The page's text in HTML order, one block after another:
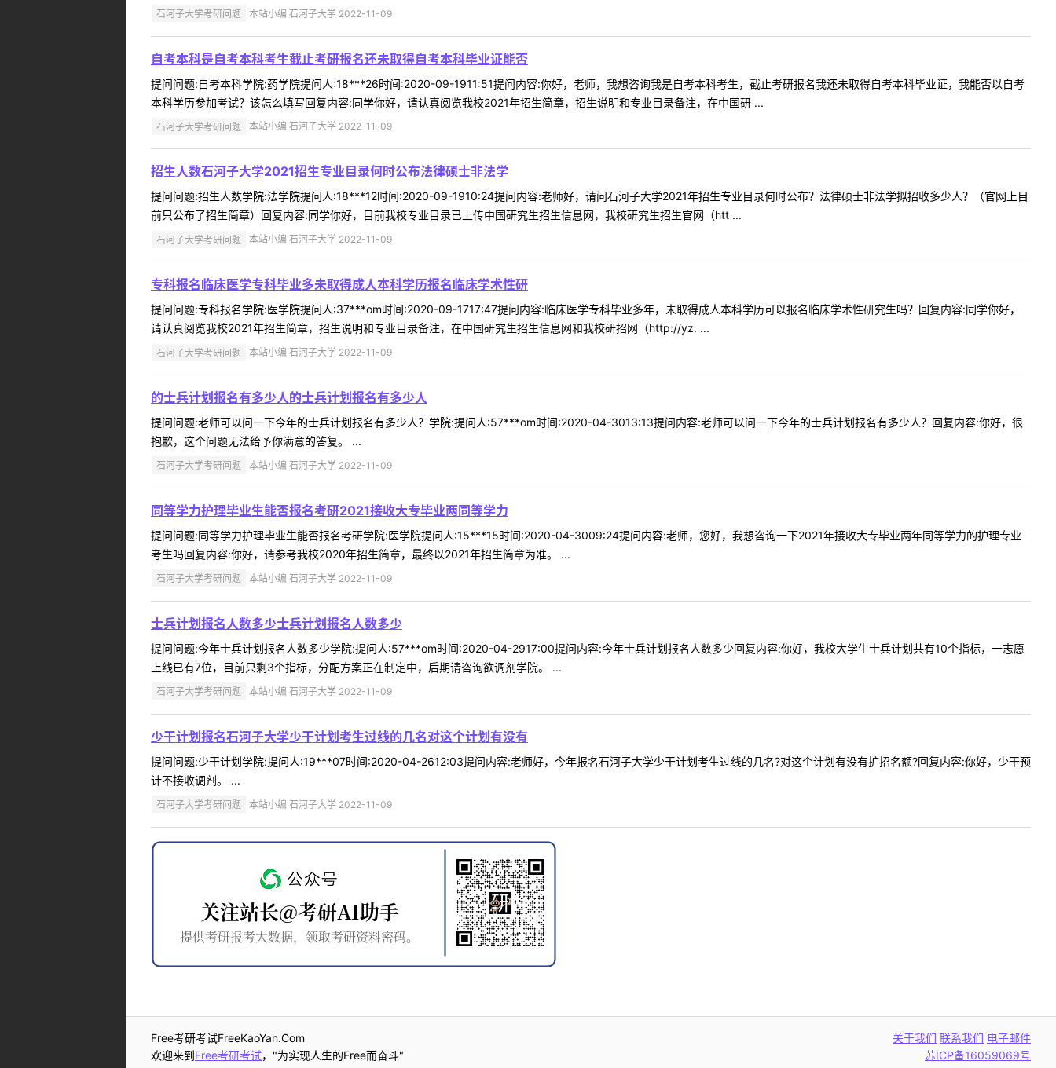
石河子大学考研问题 本站小编 石河子大学 2022-11-09
自考本科是自考本科考生截止考研报名还未取得自考本科毕业证能否
提问问题:自考本科学院:药学院提问人:18***26时间:2020-09-1911:51提问内容:你好，老师，我想咨询我是自考本科考生，截止考研报名我还未取得自考本科毕业证，我能否以自考
本科学历参加考试？该怎么填写回复内容:同学你好，请认真阅览我校2021年招生简章，招生说明和专业目录备注，在中国研 ...
石河子大学考研问题 本站小编 石河子大学 2022-11-09
招生人数石河子大学2021招生专业目录何时公布法律硕士非法学
提问问题:招生人数学院:法学院提问人:18***12时间:2020-09-1910:24提问内容:老师好，请问石河子大学2021年招生专业目录何时公布？法律硕士非法学拟招收多少人？（官网上目
前只公布了招生简章）回复内容:同学你好，目前我校专业目录已上传中国研究生招生信息网，我校研究生招生官网（htt ...
石河子大学考研问题 本站小编 石河子大学 2022-11-09
专科报名临床医学专科毕业多未取得成人本科学历报名临床学术性研
提问问题:专科报名学院:医学院提问人:37***om时间:2020-09-1717:47提问内容:临床医学专科毕业多年，未取得成人本科学历可以报名临床学术性研究生吗？回复内容:同学你好，
请认真阅览我校2021年招生简章，招生说明和专业目录备注，在中国研究生招生信息网和我校研招网（http://yz. ...
石河子大学考研问题 本站小编 石河子大学 2022-11-09
的士兵计划报名有多少人的士兵计划报名有多少人
提问问题:老师可以问一下今年的士兵计划报名有多少人？学院:提问人:57***om时间:2020-04-3013:13提问内容:老师可以问一下今年的士兵计划报名有多少人？回复内容:你好，很
抱歉，这个问题无法给予你满意的答复。 ...
石河子大学考研问题 本站小编 石河子大学 2022-11-09
同等学力护理毕业生能否报名考研2021接收大专毕业两同等学力
提问问题:同等学力护理毕业生能否报名考研学院:医学院提问人:15***15时间:2020-04-3009:24提问内容:老师，您好，我想咨询一下2021年接收大专毕业两年同等学力的护理专业
考生吗回复内容:你好，请参考我校2020年招生简章，最终以2021年招生简章为准。 ...
石河子大学考研问题 本站小编 石河子大学 2022-11-09
士兵计划报名人数多少士兵计划报名人数多少
提问问题:今年士兵计划报名人数多少学院:提问人:57***om时间:2020-04-2917:00提问内容:今年士兵计划报名人数多少回复内容:你好，我校大学生士兵计划共有10个指标，一志愿
上线已有7位，目前只剩3个指标，分配方案正在制定中，后期请咨询欲调剂学院。 ...
石河子大学考研问题 本站小编 石河子大学 2022-11-09
少干计划报名石河子大学少干计划考生过线的几名对这个计划有没有
提问问题:少干计划学院:提问人:19***07时间:2020-04-2612:03提问内容:老师好，今年报名石河子大学少干计划考生过线的几名?对这个计划有没有扩招名额?回复内容:你好，少干预
计不接收调剂。 ...
石河子大学考研问题 本站小编 石河子大学 2022-11-09
Free考研考试FreeKaoYan.Com
欢迎来到Free考研考试，"为实现人生的Free而奋斗"
关于我们 联系我们 电子邮件
苏ICP备16059069号